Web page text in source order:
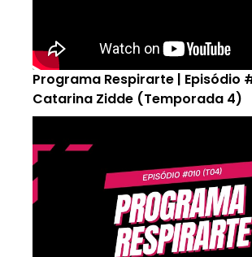
Programa Respirarte | Episódio
Catarina Zidde (Temporada 4)